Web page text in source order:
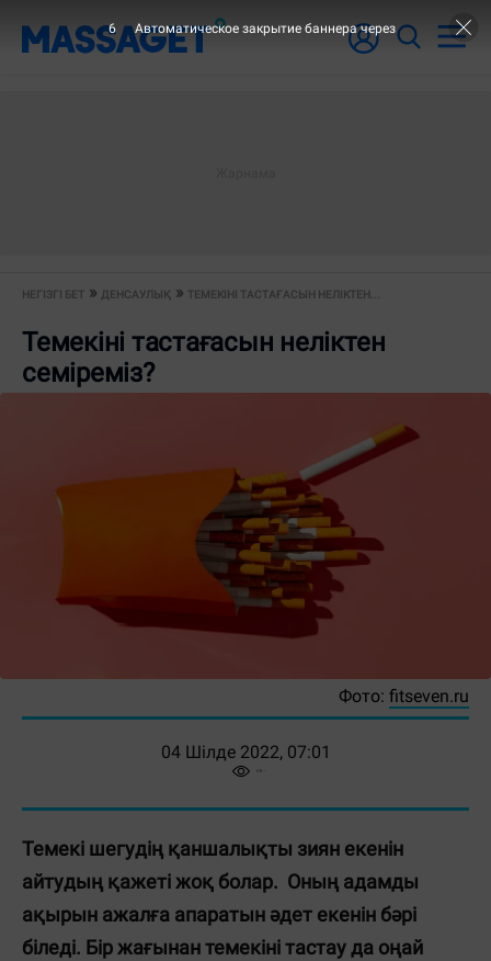
НЕГІЗГІ БЕТ ДЕНСАУЛЫҚ ТЕМЕКІНІ ТАСТАҒАСЫН НЕЛІКТЕН...
Темекіні тастағасын неліктен
семіреміз?
Фото: fitseven.ru
04 Шілде 2022, 07:01
Темекі шегудің қаншалықты зиян екенін
айтудың қажеті жоқ болар. Оның адамды
ақырын ажалға апаратын әдет екенін бәрі
біледі. Бір жағынан темекіні тастау да оңай
5 Автоматическое закрытие баннера через